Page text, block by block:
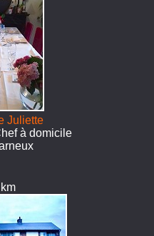
Juliette
à domicile